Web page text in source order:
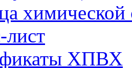
химической
ХПВХ